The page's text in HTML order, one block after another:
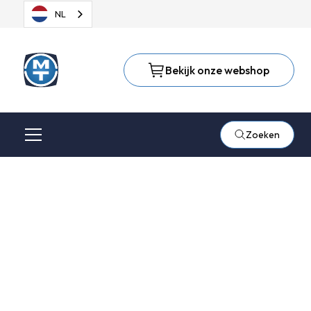
NL
Bekijk onze webshop
Zoeken